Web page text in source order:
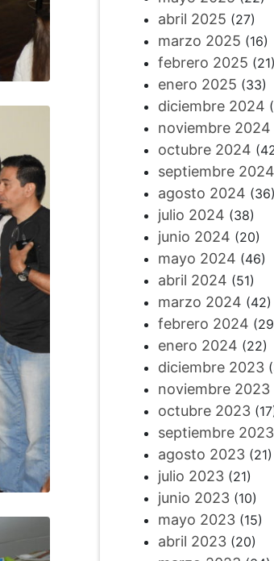
abril 2025 (27)
marzo 2025 (16)
febrero 2025 (21)
enero 2025 (33)
diciembre 2024
noviembre 2024
octubre 2024
septiembre 2024
agosto 2024 (36)
julio 2024 (38)
junio 2024 (20)
mayo 2024 (46)
abril 2024 (51)
marzo 2024 (42)
febrero 2024
enero 2024 (22)
diciembre 2023
noviembre 2023
octubre 2023
septiembre 2023
agosto 2023(21)
julio 2023(21)
junio 2023(10)
mayo 2023(15)
abril 2023(20)